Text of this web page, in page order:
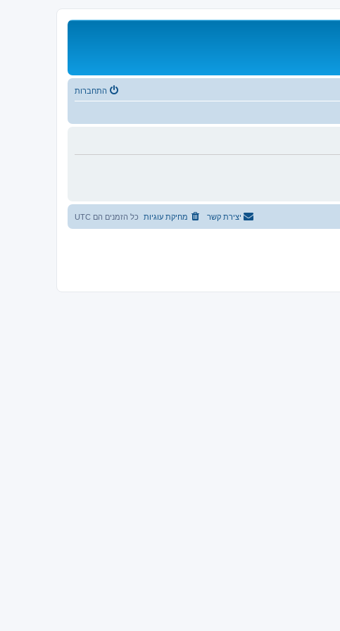
התחברות
כל הזמנים הם UTC מחיקת עוגיות יצירת קשר